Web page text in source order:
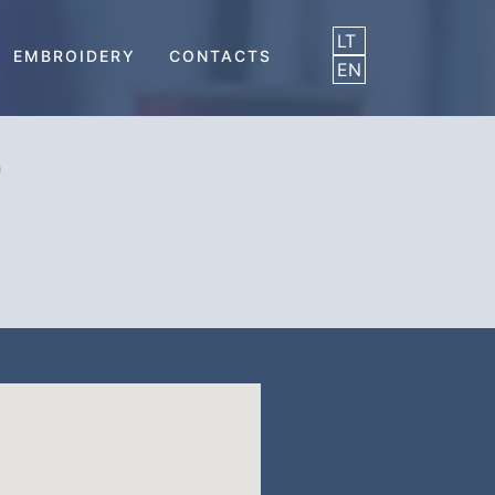
EMBROIDERY CONTACTS
LT
EN